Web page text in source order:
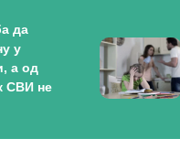
да
у
а од
СВИ не